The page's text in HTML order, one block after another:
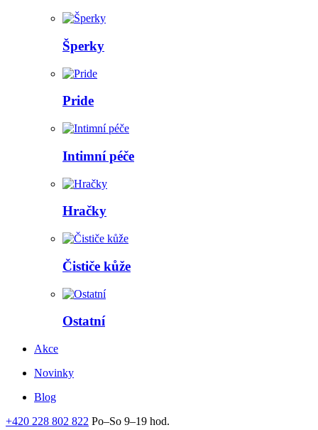
Šperky
Pride
Intimní péče
Hračky
Čističe kůže
Ostatní
Akce
Novinky
Blog
+420 228 802 822 Po–So 9–19 hod.